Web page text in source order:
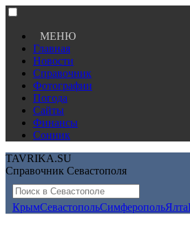
МЕНЮ
Главная
Новости
Справочник
Фотографии
Погода
Сайты
Финансы
Сонник
TAVRIKA.SU
Справочник Севастополя
КрымСевастопольСимферопольЯлта